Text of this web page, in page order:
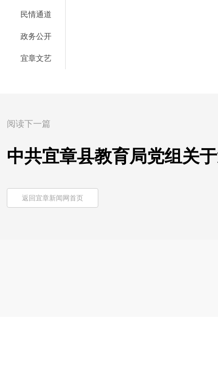
民情通道
政务公开
宜章文艺
阅读下一篇
中共宜章县教育局党组关
返回宜章新闻网首页